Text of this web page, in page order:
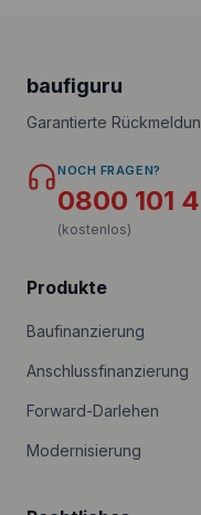
baufiguru
Garantierte
NOCH FRAGEN?
0800 101
(kostenlos)
Produkte
Baufinanzierung
Anschlussfinanzierung
Forward-Darlehen
Modernisierung